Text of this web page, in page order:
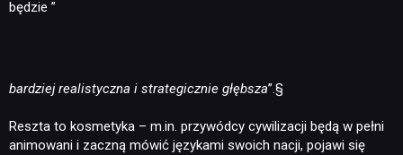
będzie ”
bardziej realistyczna i strategicznie głębsza”.§
Reszta to kosmetyka – m.in. przywódcy cywilizacji będą w pełni
animowani i zaczną mówić językami swoich nacji, pojawi się